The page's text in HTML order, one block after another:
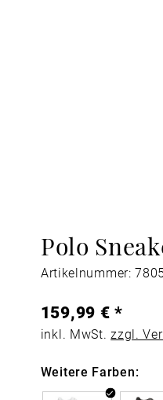
Polo
Artikelnummer:
159,99 € *
inkl. MwSt.zzgl.
Weitere Farben: